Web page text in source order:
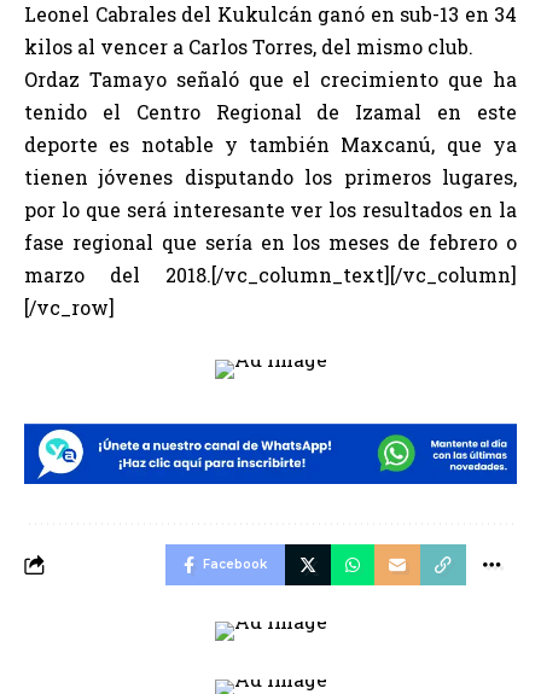
Leonel Cabrales del Kukulcán ganó en sub-13 en 34
kilos al vencer a Carlos Torres, del mismo club.
Ordaz Tamayo señaló que el crecimiento que ha
tenido el Centro Regional de Izamal en este
deporte es notable y también Maxcanú, que ya
tienen jóvenes disputando los primeros lugares,
por lo que será interesante ver los resultados en la
fase regional que sería en los meses de febrero o
marzo del 2018.[/vc_column_text][/vc_column]
[/vc_row]
Facebook